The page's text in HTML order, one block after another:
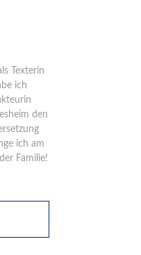
Texterin
ich
den
ich am
Familie!